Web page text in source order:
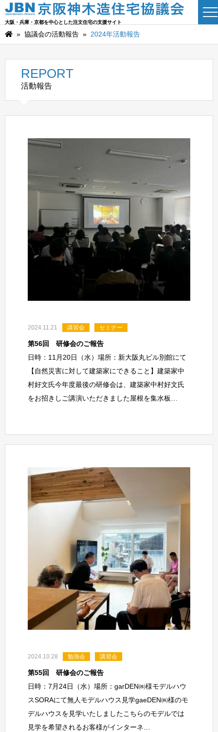
大阪・兵庫・京都を中心とした注文住宅の支援サイト
» 協議会の活動報告 » 2024年活動報告
REPORT
活動報告
2024.11.21 講習会 セミナー
第56回 研修会のご報告
日時：11月20日（水）場所：新大阪丸ビル別館にて
【自然災害に対して建築家にできること】建築家中
村好文氏今年度最後の研修会は、建築家中村好文氏
をお招きしご講演いただきました屋根を集水板…
2024.10.28 勉強会 講習会
第55回 研修会のご報告
日時：7月24日（水）場所：garDEN㈱様モデルハウ
スSORAにて無人モデルハウス見学gaeDEN㈱様のモ
デルハウスを見学いたしましたこちらのモデルでは
見学を希望されるお客様がインターネ…